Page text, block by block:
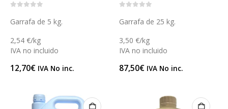
Garrafa de 5 kg.
2,54 €/kg
IVA no incluido
12,70€ IVA No inc.
Garrafa de 25 kg.
3,50 €/kg
IVA no incluido
87,50€ IVA No inc.